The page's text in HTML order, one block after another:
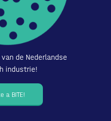
de Nederlandse
industrie!
a BITE!